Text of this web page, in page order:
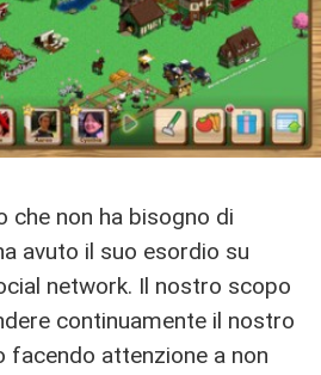
che non ha bisogno di
avuto il suo esordio su
network. Il nostro scopo
continuamente il nostro
facendo attenzione a non